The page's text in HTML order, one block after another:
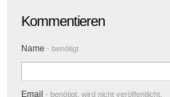
Kommentieren
Name - benötigt
Email - benötigt, wird nicht veröffentlicht.